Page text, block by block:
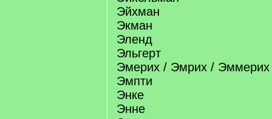
Эйхман
Экман
Эленд
Эльгерт
Эмерих / Эмрих / Эммерих
Эмпти
Энке
Энне